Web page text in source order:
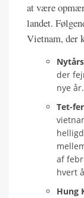
at være
landet.
Vietnam, der
der
nye år.
Tet-
af
hvert
Hung